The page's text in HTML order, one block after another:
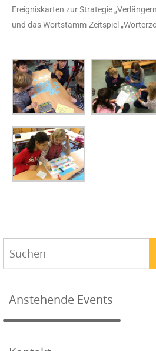
Ereigniskarten zur Strategie
und das Wortstamm-Zeitspiel
Anstehende Events